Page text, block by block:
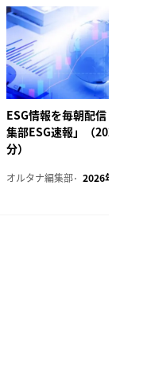
ESG情報を毎朝配信「オル
集部ESG速報」（2026年8
分）
オルタナ編集部 2026年8月7日